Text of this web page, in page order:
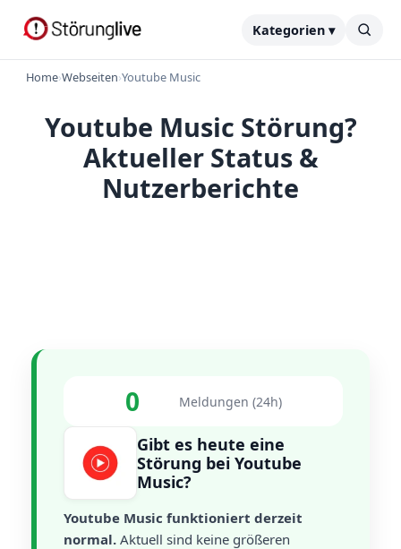
Kategorien ▾
Home›Webseiten›Youtube Music
Youtube Music Störung?
Aktueller Status &
Nutzerberichte
0 Meldungen (24h)
Gibt es heute eine
Störung bei Youtube
Music?
Youtube Music funktioniert derzeit
normal. Aktuell sind keine größeren